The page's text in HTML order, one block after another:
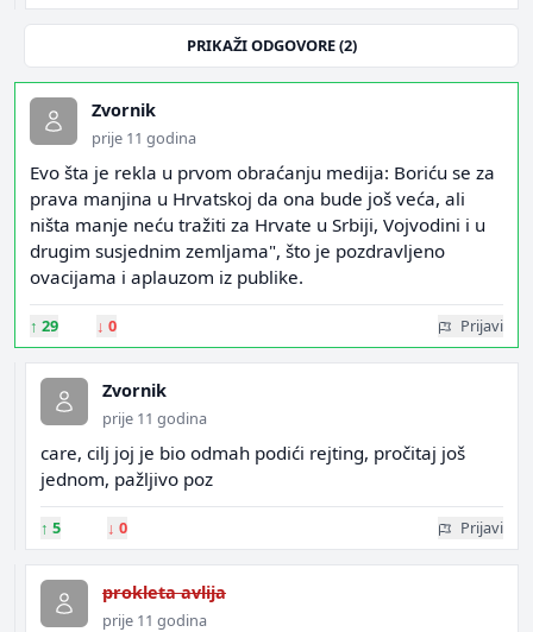
PRIKAŽI ODGOVORE (2)
Zvornik
prije 11 godina
Evo šta je rekla u prvom obraćanju medija: Boriću se za
prava manjina u Hrvatskoj da ona bude još veća, ali
ništa manje neću tražiti za Hrvate u Srbiji, Vojvodini i u
drugim susjednim zemljama", što je pozdravljeno
ovacijama i aplauzom iz publike.
↑ 29 ↓ 0 Prijavi
Zvornik
prije 11 godina
care, cilj joj je bio odmah podići rejting, pročitaj još
jednom, pažljivo poz
↑ 5 ↓ 0 Prijavi
prokleta avlija
prije 11 godina